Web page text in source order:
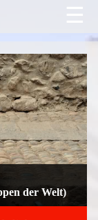
☰
der Welt)